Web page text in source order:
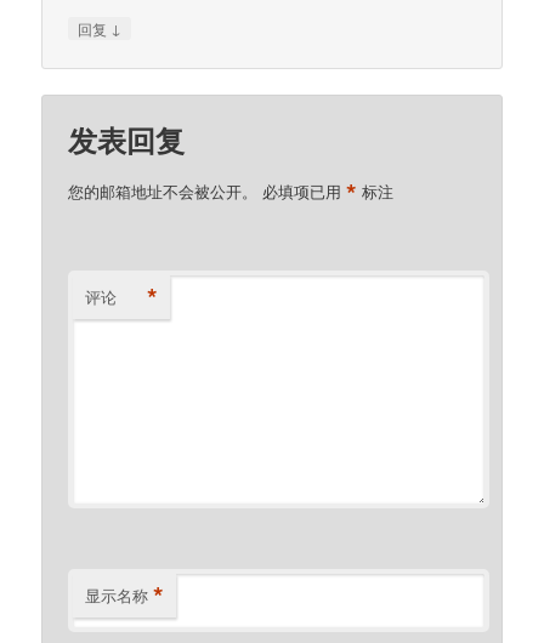
回复 ↓
发表回复
您的邮箱地址不会被公开。 必填项已用* 标注
评论 *
显示名称 *